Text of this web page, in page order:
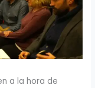
a la hora de